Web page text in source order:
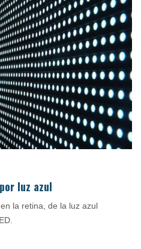
luz azul
la retina, de la luz azul